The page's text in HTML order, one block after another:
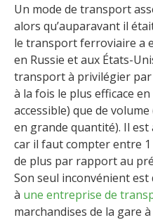
Un mode de transport
alors qu’auparavant il
le transport ferroviaire a
en Russie et aux États-
transport à privilégier par
à la fois le plus efficace
accessible) que de volume
en grande quantité). Il
car il faut compter entre
de plus par rapport au
Son seul inconvénient
à une entreprise de
marchandises de la gare